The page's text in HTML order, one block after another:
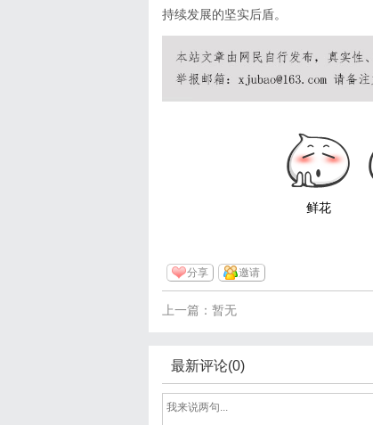
持续发展的坚实后盾。
鲜花
分享 邀请
上一篇：暂无
最新评论(0)